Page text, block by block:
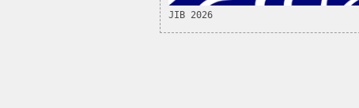
JIB 2026